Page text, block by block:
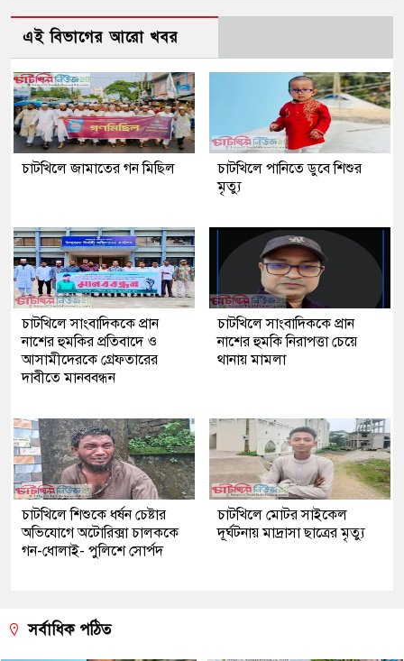
এই বিভাগের আরো খবর
চাটখিলে জামাতের গন মিছিল
চাটখিলে পানিতে ডুবে শিশুর
মৃত্যু
চাটখিলে সাংবাদিককে প্রান
নাশের হুমকির প্রতিবাদে ও
আসামীদেরকে গ্রেফতারের
দাবীতে মানববন্ধন
চাটখিলে সাংবাদিককে প্রান
নাশের হুমকি নিরাপত্তা চেয়ে
থানায় মামলা
চাটখিলে শিশুকে ধর্ষন চেষ্টার
অভিযোগে অটোরিক্সা চালককে
গন-ধোলাই- পুলিশে সোর্পদ
চাটখিলে মোটর সাইকেল
দূর্ঘটনায় মাদ্রাসা ছাত্রের মৃত্যু
সর্বাধিক পঠিত